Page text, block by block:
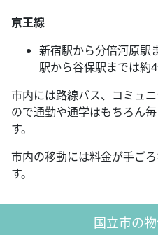
京王線
新宿駅から分倍河原駅
駅から谷保駅までは約
市内には路線バス、コミュ
ので通勤や通学はもちろん
す。
市内の移動には料金が手ご
す。
国立市の